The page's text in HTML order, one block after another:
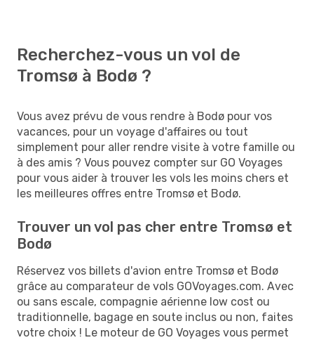
Recherchez-vous un vol de
Tromsø à Bodø ?
Vous avez prévu de vous rendre à Bodø pour vos
vacances, pour un voyage d'affaires ou tout
simplement pour aller rendre visite à votre famille ou
à des amis ? Vous pouvez compter sur GO Voyages
pour vous aider à trouver les vols les moins chers et
les meilleures offres entre Tromsø et Bodø.
Trouver un vol pas cher entre Tromsø et
Bodø
Réservez vos billets d'avion entre Tromsø et Bodø
grâce au comparateur de vols GOVoyages.com. Avec
ou sans escale, compagnie aérienne low cost ou
traditionnelle, bagage en soute inclus ou non, faites
votre choix ! Le moteur de GO Voyages vous permet